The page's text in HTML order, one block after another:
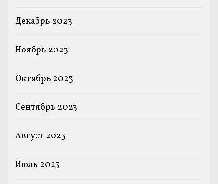
Декабрь 2023
Ноябрь 2023
Октябрь 2023
Сентябрь 2023
Август 2023
Июль 2023